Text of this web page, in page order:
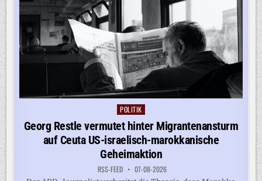
Posted
in
POLITIK
Georg Restle vermutet hinter Migrantenansturm
auf Ceuta US-israelisch-marokkanische
Geheimaktion
RSS-FEED 07-08-2026